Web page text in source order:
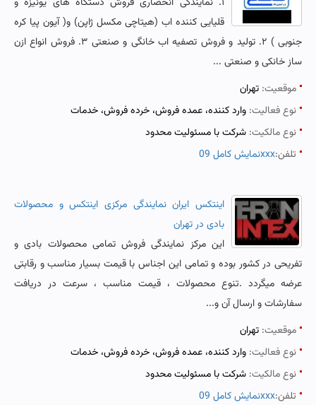
قلیایی کننده اب (هیتاچی مکسل ژاپن) و( آیون پیا کره
جنوبی ) ۲. تولید و فروش تصفیه اب خانگی و صنعتی ۳. فروش انواع ازن
ساز خانکی و صنعتی ...
موقعیت: تهران
نوع فعالیت: وارد کننده، عمده فروش، خرده فروش، خدمات
نوع مالکیت: شرکت با مسئولیت محدود
تلفن:نمایش کامل 09xxx
اینتکس ایران نمایندگی مرکزی اینتکس و محصولات
بادی در تهران
این مرکز نمایندگی فروش تمامی محصولات بادی و
تفریحی در کشور بوده و تمامی این اجناس با قیمت بسیار مناسب و رقابتی
عرضه میگردد .تنوع محصولات ، قیمت مناسب ، سرعت در دریافت
سفارشات و ارسال آن و...
موقعیت: تهران
نوع فعالیت: وارد کننده، عمده فروش، خرده فروش، خدمات
نوع مالکیت: شرکت با مسئولیت محدود
تلفن:نمایش کامل 09xxx